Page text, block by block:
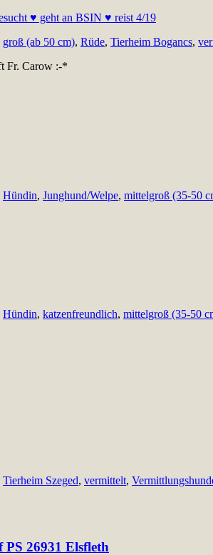
groß (ab 50 cm), Rüde, Tierheim Bogancs,
Fr. Carow :-*
Hündin, Junghund/Welpe, mittelgroß (35-50
Hündin, katzenfreundlich, mittelgroß (35-50
Tierheim Szeged, vermittelt,
26931 Elsfleth